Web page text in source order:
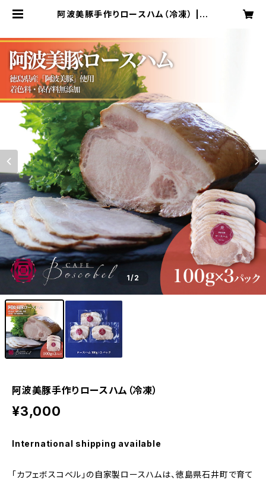
阿波美豚手作りロースハム（冷凍） | B
1/2
阿波美豚手作りロースハム（冷凍）
¥3,000
International shipping available
「カフェボスコベル」の自家製ロースハムは、徳島県石井町で育て